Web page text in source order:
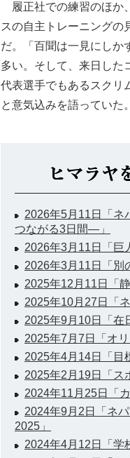
履正社での練習のほか
スの自主トレーニングの
だ。「百聞は一見にしか
多い。そして、来日した
代表選手でもあるスクリ
と意気込みを語っていた。
2026年5月11日「ネ
つながる3日間―」
2026年3月11日「巨
2026年3月11日「別
2025年12月11日「
2025年10月27日「
2025年9月10日「在
2025年7月7日「オリ
2025年4月14日「目
2025年2月19日「ス
2024年11月25日「
2024年9月2日「ネ
2025」
2024年4月12日「学